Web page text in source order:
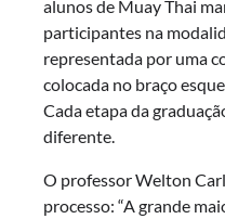
alunos de Muay Thai
participantes na
representada por uma
colocada no braço
Cada etapa da
diferente.
O professor Welton
processo: “A grande